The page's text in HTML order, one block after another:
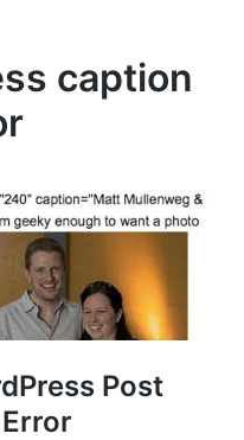
caption
Post